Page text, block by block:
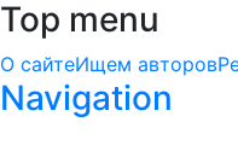
Top menu
О сайтеИщем авторов
Navigation